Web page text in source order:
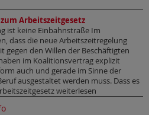
Arbeitszeitgesetz
ist keine Einbahnstraße Im
dass die neue Arbeitszeitregelung
gegen den Willen der Beschäftigten
im Koalitionsvertrag explizit
auch und gerade im Sinne der
ausgestaltet werden muss. Dass es
weiterlesen